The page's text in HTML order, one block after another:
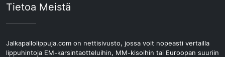
Tietoa Meistä
Jalkapallolippuja.com on nettisivusto, jossa voit nopeasti vertailla
lippuhintoja EM-karsintaotteluihin, MM-kisoihin tai Euroopan suuriin